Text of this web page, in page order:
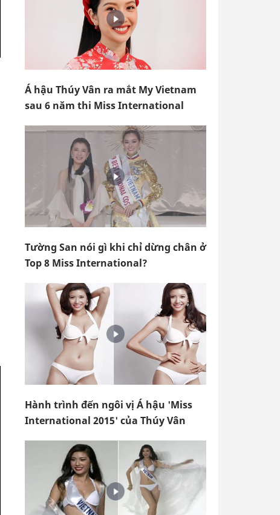
Á hậu Thúy Vân ra mắt My Vietnam
sau 6 năm thi Miss International
Tường San nói gì khi chỉ dừng chân ở
Top 8 Miss International?
Hành trình đến ngôi vị Á hậu 'Miss
International 2015' của Thúy Vân